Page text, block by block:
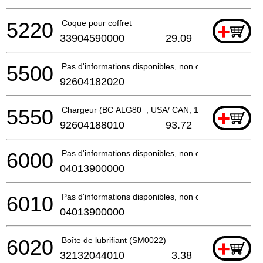
Coque pour coffret +
5220 33904590000 29.09
Pas d'informations disponibles, non commandable
5500 92604182020
Chargeur (BC ALG80_, USA/ CAN, 12 V - 18 V, 8 A, F
+
5550 92604188010 93.72
Pas d'informations disponibles, non commandable
6000 04013900000
Pas d'informations disponibles, non commandable
6010 04013900000
Boîte de lubrifiant (SM0022) +
6020 32132044010 3.38